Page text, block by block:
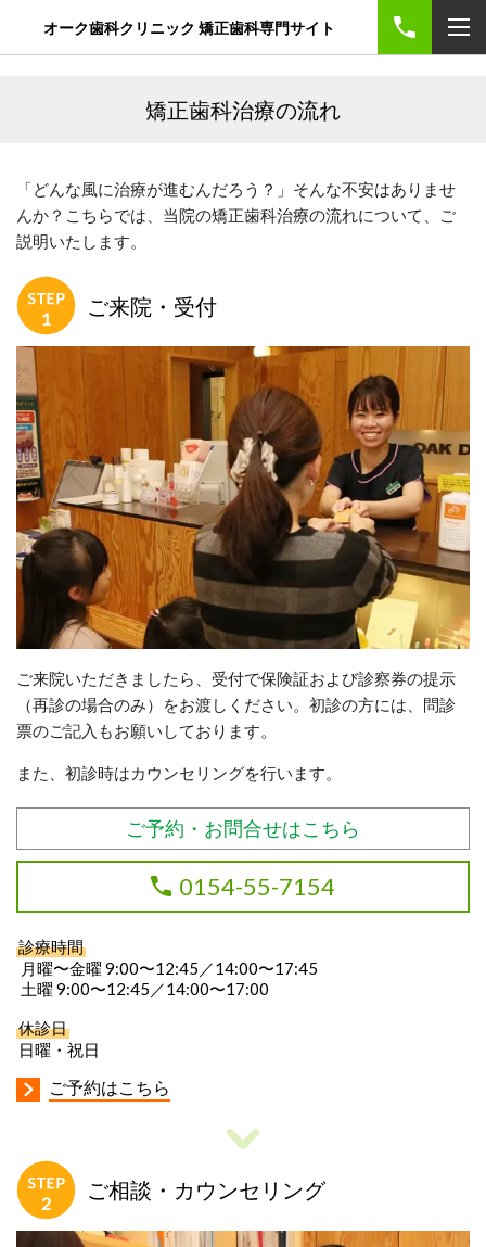
オーク歯科クリニック 矯正歯科専門サイト
矯正歯科治療の流れ
「どんな風に治療が進むんだろう？」そんな不安はありませ
んか？こちらでは、当院の矯正歯科治療の流れについて、ご
説明いたします。
ご来院・受付
ご来院いただきましたら、受付で保険証および診察券の提示
（再診の場合のみ）をお渡しください。初診の方には、問診
票のご記入もお願いしております。
また、初診時はカウンセリングを行います。
ご予約・お問合せはこちら
0154-55-7154
診療時間
月曜〜金曜 9:00〜12:45／14:00〜17:45
土曜 9:00〜12:45 ／14:00〜17:00
休診日
日曜・祝日
ご予約はこちら
ご相談・カウンセリング